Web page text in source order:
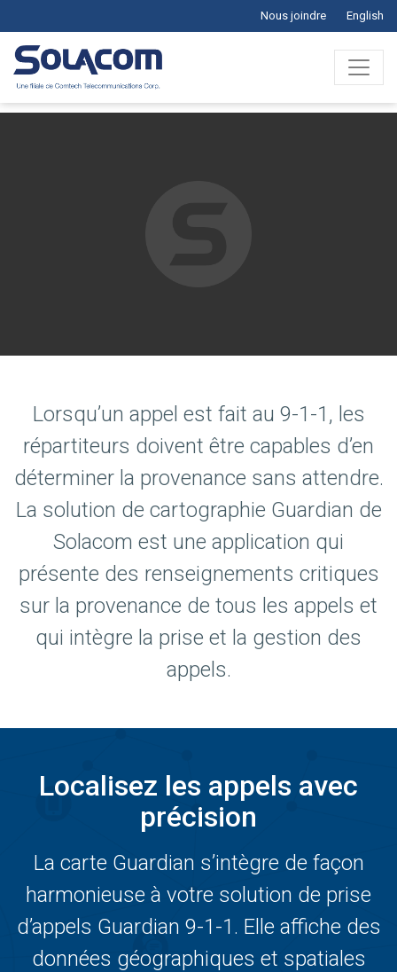
Nous joindre English
Lorsqu’un appel est fait au 9-1-1, les
répartiteurs doivent être capables d’en
déterminer la provenance sans attendre.
La solution de cartographie Guardian de
Solacom est une application qui
présente des renseignements critiques
sur la provenance de tous les appels et
qui intègre la prise et la gestion des
appels.
Localisez les appels avec
précision
La carte Guardian s’intègre de façon
harmonieuse à votre solution de prise
d’appels Guardian 9-1-1. Elle affiche des
données géographiques et spatiales